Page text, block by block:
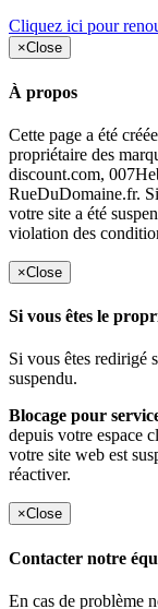
Cliquez ici pour
×Close
À propos
Cette page a été
propriétaire des
discount.com,
RueDuDomaine.fr.
votre site a été
violation des
×Close
Si vous êtes le
Si vous êtes redirigé
suspendu.
Blocage pour
depuis votre espace
votre site web est
réactiver.
×Close
Contacter notre
En cas de problème